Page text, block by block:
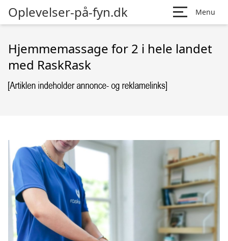
Oplevelser-på-fyn.dk Menu
Hjemmemassage for 2 i hele landet
med RaskRask